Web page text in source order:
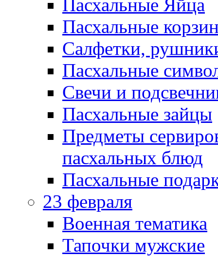
Пасхальные Яйца
Пасхальные
Салфетки,
Пасхальные
Свечи и
Пасхальные зайцы
Предметы
пасхальных блюд
Пасхальные
23 февраля
Военная тематика
Тапочки мужские